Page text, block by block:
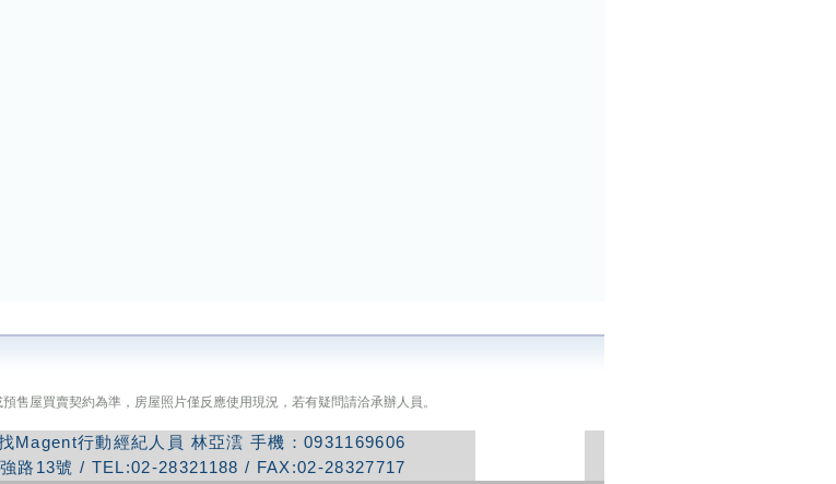
售屋買賣契約為準，房屋照片僅反應使用現況，若有疑問請洽承辦人員。
Magent行動經紀人員 林亞澐 手機： 0931169606
路13號 / TEL:02-28321188 / FAX:02-28327717